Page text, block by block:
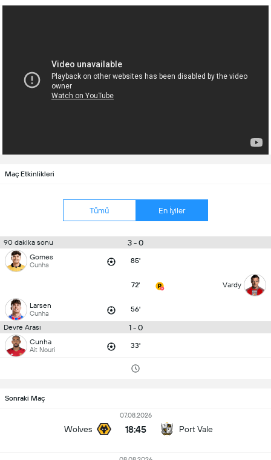
Maç Etkinlikleri
Tümü En İyiler
90 dakika sonu 3 - 0
Gomes
Cunha 85'
72' Vardy
Larsen
Cunha 56'
Devre Arası 1 - 0
Cunha
Ait Nouri 33'
Sonraki Maç
Wolves
07.08.2026
18:45 Port Vale